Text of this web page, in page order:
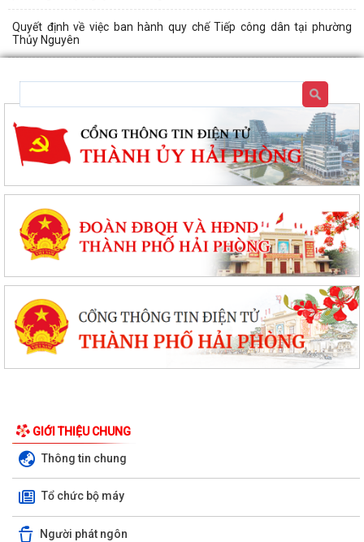
Quyết định về việc ban hành quy chế Tiếp công dân tại phường
Thủy Nguyên
GIỚI THIỆU CHUNG
Thông tin chung
Tổ chức bộ máy
Người phát ngôn